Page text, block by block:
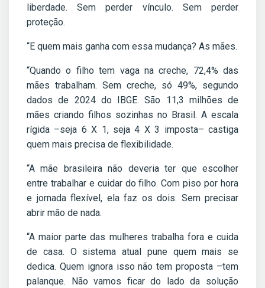
liberdade. Sem perder vínculo. Sem perder
proteção.
“E quem mais ganha com essa mudança? As mães.
“Quando o filho tem vaga na creche, 72,4% das
mães trabalham. Sem creche, só 49%, segundo
dados de 2024 do IBGE. São 11,3 milhões de
mães criando filhos sozinhas no Brasil. A escala
rígida –seja 6 X 1, seja 4 X 3 imposta– castiga
quem mais precisa de flexibilidade.
“A mãe brasileira não deveria ter que escolher
entre trabalhar e cuidar do filho. Com piso por hora
e jornada flexível, ela faz os dois. Sem precisar
abrir mão de nada.
“A maior parte das mulheres trabalha fora e cuida
de casa. O sistema atual pune quem mais se
dedica. Quem ignora isso não tem proposta –tem
palanque. Não vamos ficar do lado da solução